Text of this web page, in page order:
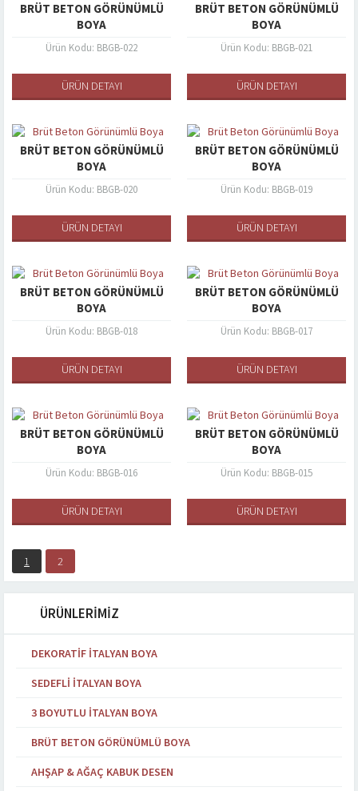
BRÜT BETON GÖRÜNÜMLÜ
BOYA
Ürün Kodu: BBGB-022
ÜRÜN DETAYI
BRÜT BETON GÖRÜNÜMLÜ
BOYA
Ürün Kodu: BBGB-021
ÜRÜN DETAYI
BRÜT BETON GÖRÜNÜMLÜ
BOYA
Ürün Kodu: BBGB-020
ÜRÜN DETAYI
BRÜT BETON GÖRÜNÜMLÜ
BOYA
Ürün Kodu: BBGB-019
ÜRÜN DETAYI
BRÜT BETON GÖRÜNÜMLÜ
BOYA
Ürün Kodu: BBGB-018
ÜRÜN DETAYI
BRÜT BETON GÖRÜNÜMLÜ
BOYA
Ürün Kodu: BBGB-017
ÜRÜN DETAYI
BRÜT BETON GÖRÜNÜMLÜ
BOYA
Ürün Kodu: BBGB-016
ÜRÜN DETAYI
BRÜT BETON GÖRÜNÜMLÜ
BOYA
Ürün Kodu: BBGB-015
ÜRÜN DETAYI
1 2
ÜRÜNLERİMİZ
DEKORATIF İTALYAN BOYA
SEDEFLI İTALYAN BOYA
3 BOYUTLU İTALYAN BOYA
BRÜT BETON GÖRÜNÜMLÜ BOYA
AHŞAP & AĞAÇ KABUK DESEN